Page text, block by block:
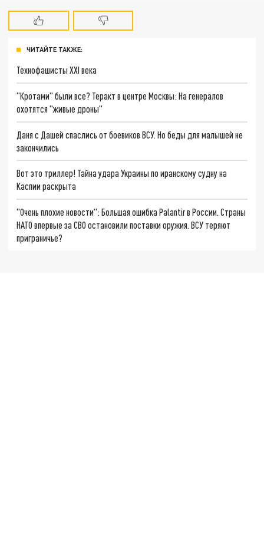
ЧИТАЙТЕ ТАКЖЕ:
Технофашисты XXI века
"Кротами" были все? Теракт в центре Москвы: На генералов
охотятся "живые дроны"
Даня с Дашей спаслись от боевиков ВСУ. Но беды для малышей не
закончились
Вот это триллер! Тайна удара Украины по иранскому судну на
Каспии раскрыта
"Очень плохие новости": Большая ошибка Palantir в России. Страны
НАТО впервые за СВО остановили поставки оружия. ВСУ теряют
приграничье?